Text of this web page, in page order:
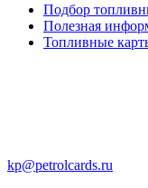
Подбор
Полезная
Топливные
kp@petrolcards.ru